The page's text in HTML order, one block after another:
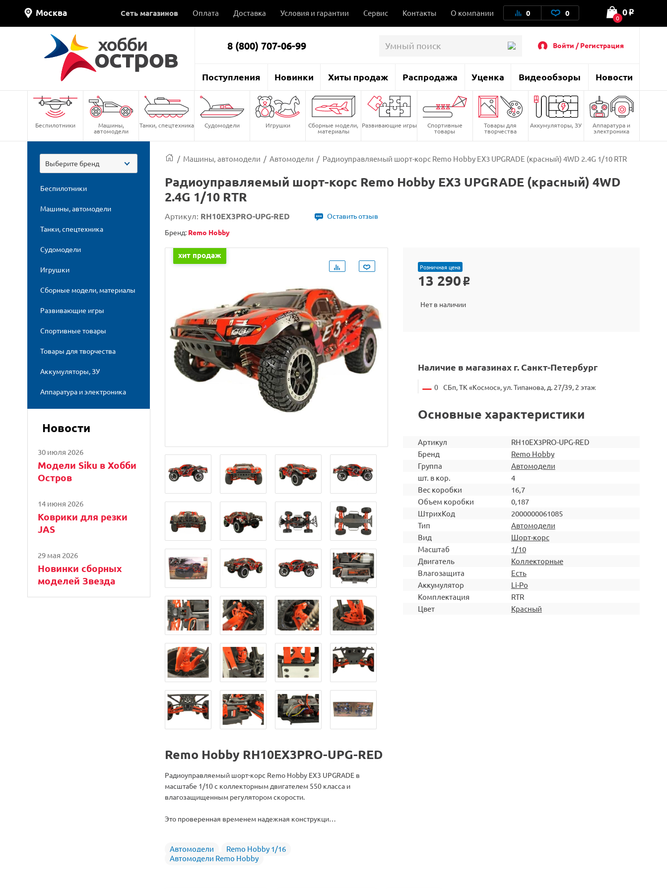
Москва Сеть магазинов Оплата Доставка Условия и гарантии Сервис Контакты О компании 0 0 0
0 o
8 (800) 707-06-99 Войти / Регистрация
Поступления Новинки Хиты продаж Распродажа Уценка Видеообзоры Новости
Беспилотники Машины,
автомодели
Танки, спецтехника Судомодели Игрушки Сборные модели,
материалы
Развивающие игры Спортивные
товары
Товары для
творчества
Аккумуляторы, ЗУ Аппаратура и
электроника
Выберите бренд
Беспилотники
Машины, автомодели
Танки, спецтехника
Судомодели
Игрушки
Сборные модели, материалы
Развивающие игры
Спортивные товары
Товары для творчества
Аккумуляторы, ЗУ
Аппаратура и электроника
Новости
30 июля 2026
Модели Siku в Хобби
Остров
14 июня 2026
Коврики для резки
JAS
29 мая 2026
Новинки сборных
моделей Звезда
/ Машины, автомодели / Автомодели / Радиоуправляемый шорт-корс Remo Hobby EX3 UPGRADE (красный) 4WD 2.4G 1/10 RTR
Радиоуправляемый шорт-корс Remo Hobby EX3 UPGRADE (красный) 4WD
2.4G 1/10 RTR
Артикул: RH10EX3PRO-UPG-RED
Оставить отзыв
Бренд: Remo Hobby
хит продаж
Remo Hobby RH10EX3PRO-UPG-RED
Радиоуправляемый шорт-корс Remo Hobby EX3 UPGRADE в
масштабе 1/10 с коллекторным двигателем 550 класса и
влагозащищенным регулятором скорости.
Это проверенная временем надежная конструкци…
Автомодели
Remo Hobby 1/16
Автомодели Remo Hobby
Розничная цена
13 290 o
Нет в наличии
Наличие в магазинах г. Санкт-Петербург
0 СБп, ТК «Космос», ул. Типанова, д. 27/39, 2 этаж
Основные характеристики
Артикул
RH10EX3PRO-UPG-RED
Бренд
Remo Hobby
Группа
Автомодели
шт. в кор.
4
Вес коробки
16,7
Объем коробки
0,187
ШтрихКод
2000000061085
Тип
Автомодели
Вид
Шорт-корс
Масштаб
1/10
Двигатель
Коллекторные
Влагозащита
Есть
Аккумулятор
Li-Po
Комплектация
RTR
Цвет
Красный